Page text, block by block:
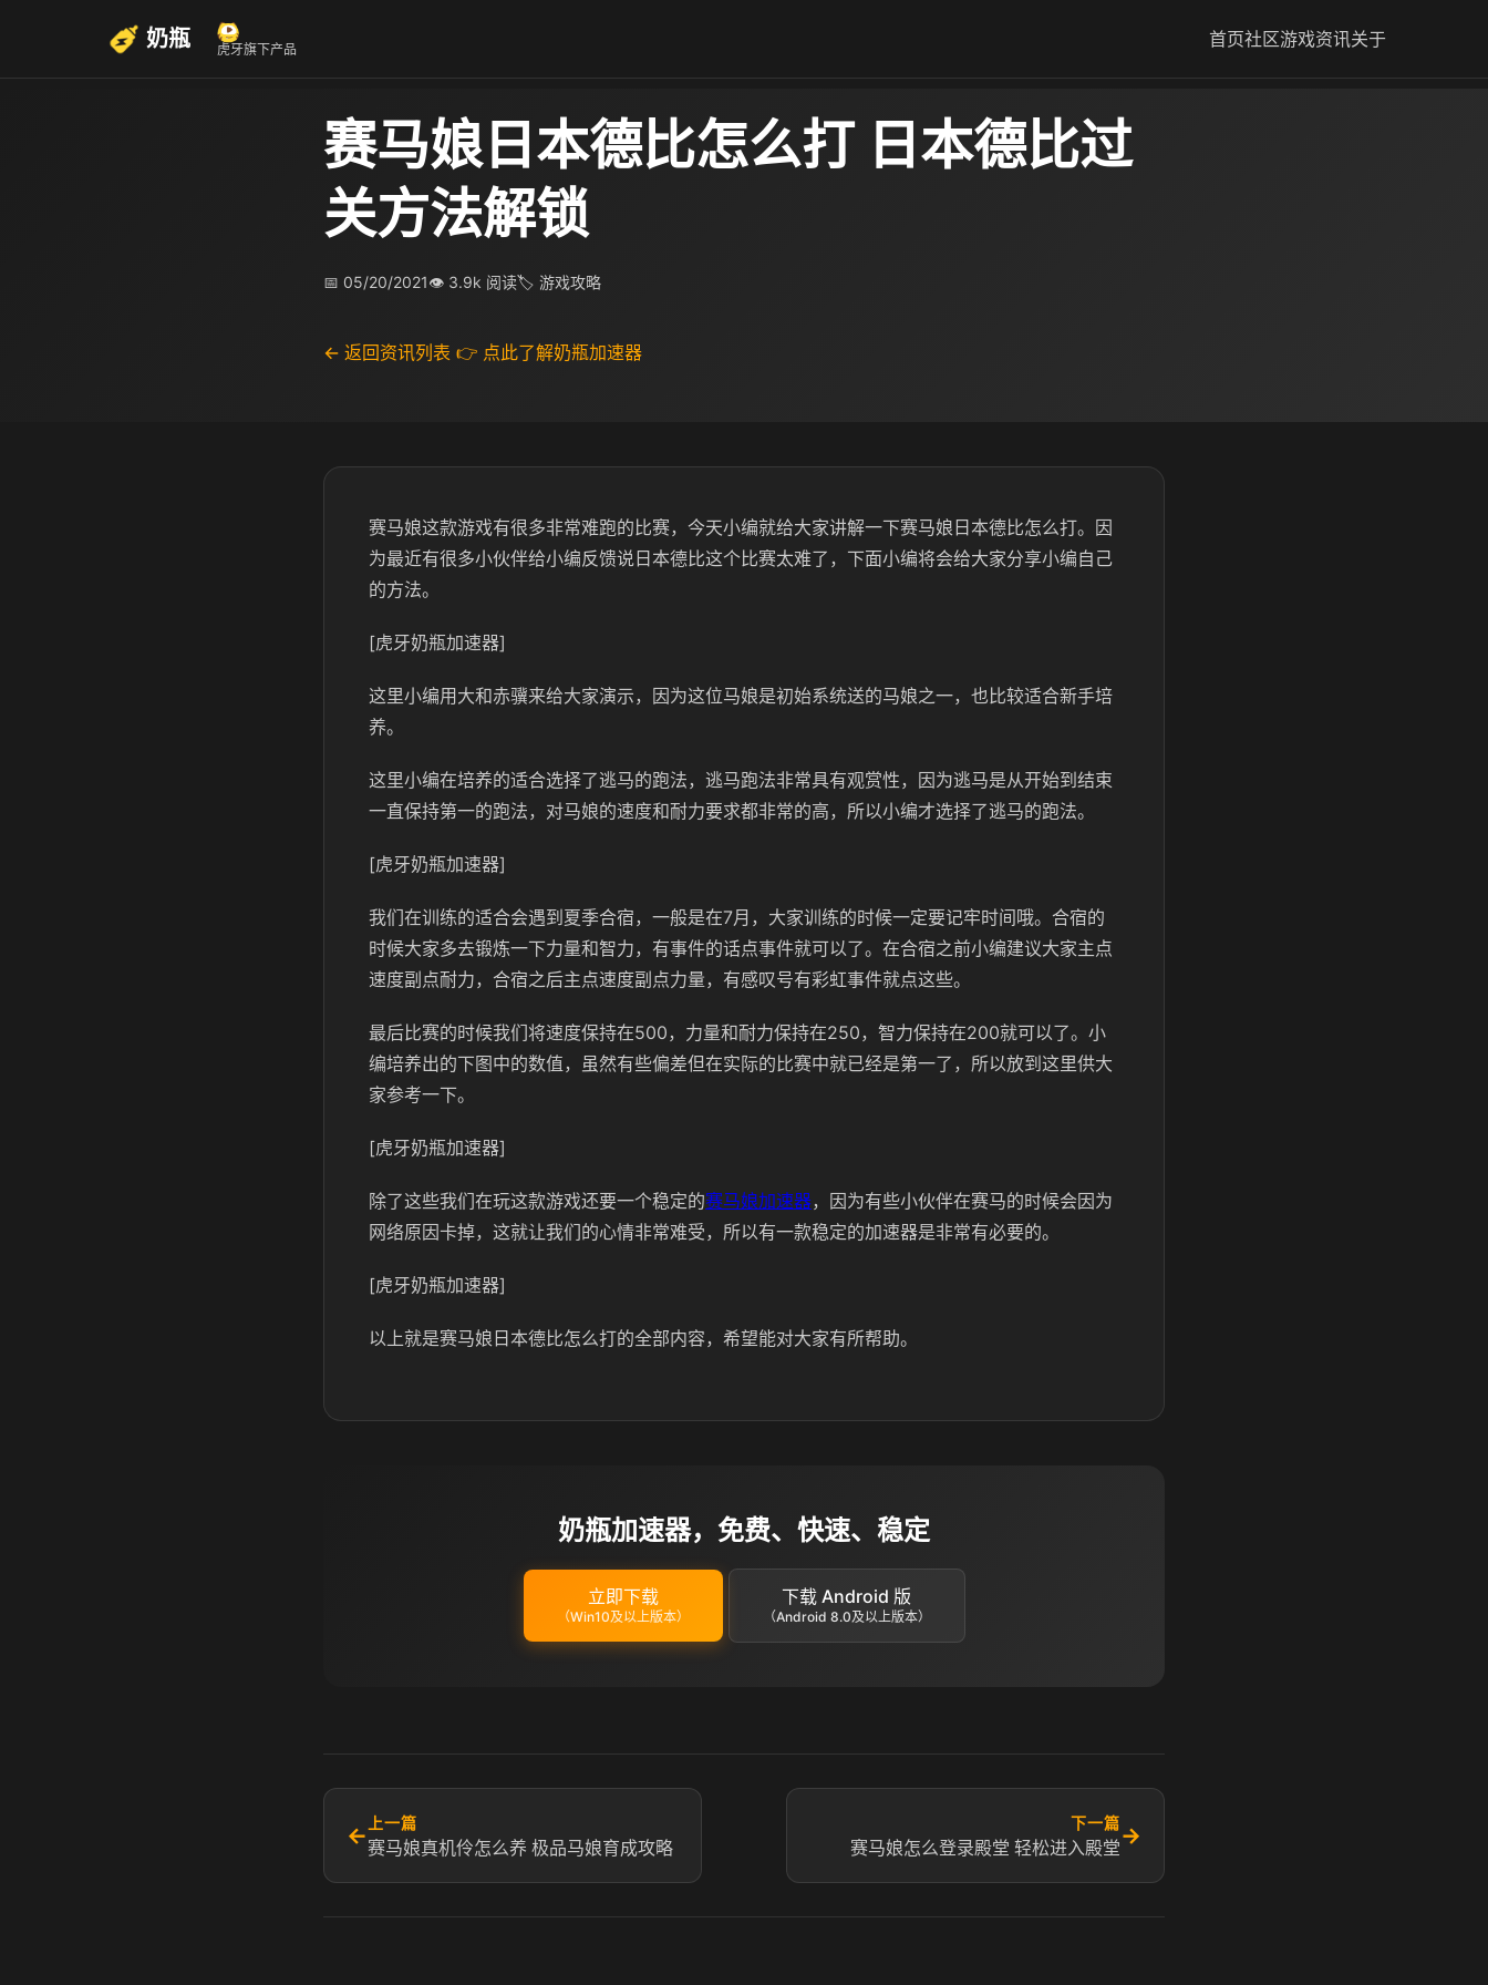
奶瓶 虎牙旗下产品 首页社区游戏资讯关于
赛马娘日本德比怎么打 日本德比过
关方法解锁
📅 05/20/2021👁 3.9k 阅读🏷 游戏攻略
← 返回资讯列表 👉 点此了解奶瓶加速器
赛马娘这款游戏有很多非常难跑的比赛，今天小编就给大家讲解一下赛马娘日本德比怎么打。因
为最近有很多小伙伴给小编反馈说日本德比这个比赛太难了，下面小编将会给大家分享小编自己
的方法。
[虎牙奶瓶加速器]
这里小编用大和赤骥来给大家演示，因为这位马娘是初始系统送的马娘之一，也比较适合新手培
养。
这里小编在培养的适合选择了逃马的跑法，逃马跑法非常具有观赏性，因为逃马是从开始到结束
一直保持第一的跑法，对马娘的速度和耐力要求都非常的高，所以小编才选择了逃马的跑法。
[虎牙奶瓶加速器]
我们在训练的适合会遇到夏季合宿，一般是在7月，大家训练的时候一定要记牢时间哦。合宿的
时候大家多去锻炼一下力量和智力，有事件的话点事件就可以了。在合宿之前小编建议大家主点
速度副点耐力，合宿之后主点速度副点力量，有感叹号有彩虹事件就点这些。
最后比赛的时候我们将速度保持在500，力量和耐力保持在250，智力保持在200就可以了。小
编培养出的下图中的数值，虽然有些偏差但在实际的比赛中就已经是第一了，所以放到这里供大
家参考一下。
[虎牙奶瓶加速器]
除了这些我们在玩这款游戏还要一个稳定的赛马娘加速器，因为有些小伙伴在赛马的时候会因为
网络原因卡掉，这就让我们的心情非常难受，所以有一款稳定的加速器是非常有必要的。
[虎牙奶瓶加速器]
以上就是赛马娘日本德比怎么打的全部内容，希望能对大家有所帮助。
奶瓶加速器，免费、快速、稳定
立即下载
（Win10及以上版本）
下载 Android 版
（Android 8.0及以上版本）
← 上一篇
赛马娘真机伶怎么养 极品马娘育成攻略
下一篇
赛马娘怎么登录殿堂 轻松进入殿堂→